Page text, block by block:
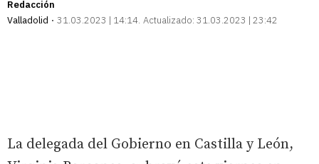
Redacción
Valladolid
31.03.2023 | 14:14 Actualizado: 31.03.2023 | 23:42
La delegada del Gobierno en Castilla y León,